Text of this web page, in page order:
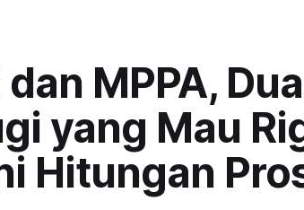
dan MPPA,
yang Mau
Hitungan